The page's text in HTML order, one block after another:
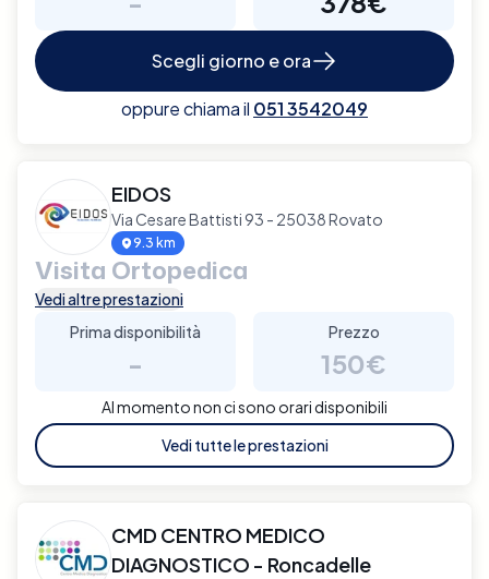
Scegli giorno e ora
oppure chiama il 051 3542049
EIDOS
Via Cesare Battisti 93 - 25038 Rovato
9.3 km
Visita Ortopedica
Vedi altre prestazioni
Prima disponibilità
-
Prezzo
150€
Al momento non ci sono orari disponibili
Vedi tutte le prestazioni
CMD CENTRO MEDICO
DIAGNOSTICO - Roncadelle